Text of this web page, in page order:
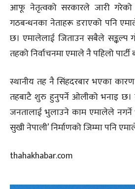
आफू नेतृत्वको सरकारले जारी गरेको
गठबन्धनका नेताहरू डराएको पनि
छ। एमालेलाई जिताउन सबैले सङ्कल्प
तहको निर्वाचनमा एमाले नै पहिलो पार्टी
स्थानीय तह नै सिंहदरबार भएका
तहबाटै शुरु हुनुपर्ने ओलीको भनाइ छ।
जनतालाई भुलाउने काम एमालेले
सुखी नेपाली’ निर्माणको जिम्मा पनि
thahakhabar.com